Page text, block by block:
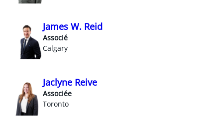
James W. Reid
Associé
Calgary
Jaclyne Reive
Associée
Toronto